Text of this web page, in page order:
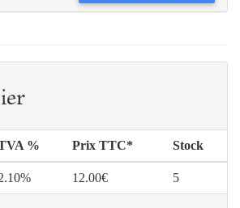
% Prix TTC* Stock
12.00€ 5